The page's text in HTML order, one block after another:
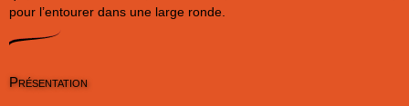
pour l’entourer dans une large ronde.
Présentation